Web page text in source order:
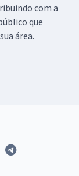
com a
que
área.